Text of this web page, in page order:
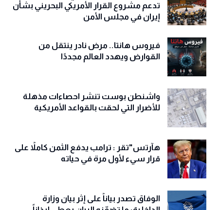
تدعم مشروع القرار الأمريكي البحريني بشأن
إيران في مجلس الأمن
فيروس هانتا.. مرض نادر ينتقل من
القوارض ويهدد العالم مجددًا
واشنطن بوست تنشر احصاءات مذهلة
للأضرار التي لحقت بالقواعد الأمريكية
هآرتس"تقر : ترامب يدفع الثمن كاملاً على
قرار سيء لأول مرة في حياته
الوفاق تصدر بياناً على إثر بيان وزارة